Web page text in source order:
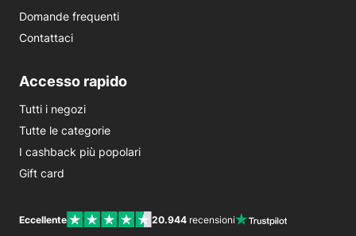
Domande frequenti
Contattaci
Accesso rapido
Tutti i negozi
Tutte le categorie
I cashback più popolari
Gift card
Eccellente 20.944 recensioni